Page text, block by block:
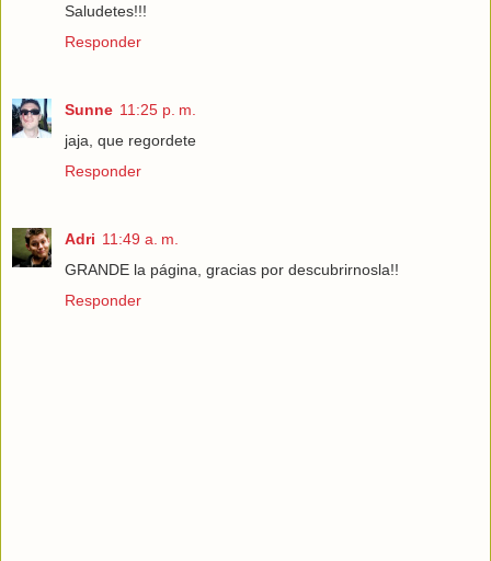
Saludetes!!!
Responder
Sunne 11:25 p. m.
jaja, que regordete
Responder
Adri 11:49 a. m.
GRANDE la página, gracias por descubrirnosla!!
Responder